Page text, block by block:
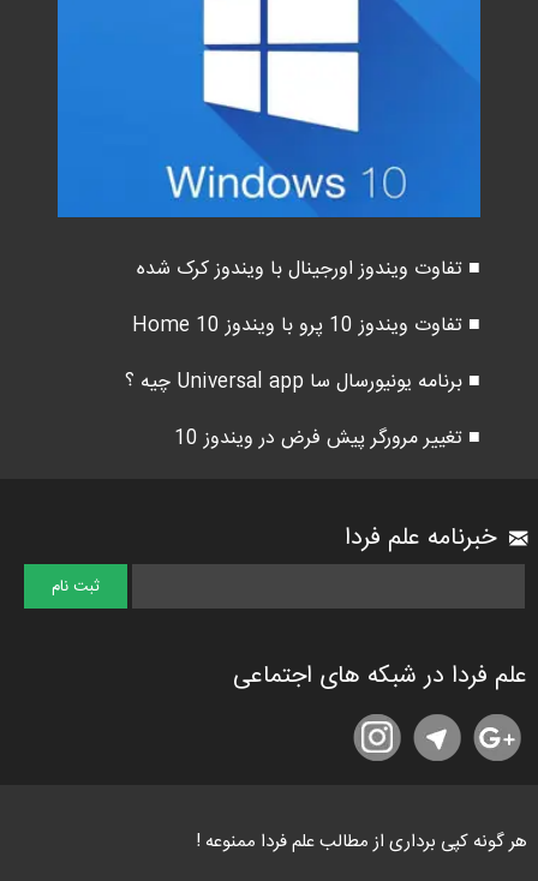
■ تفاوت ویندوز اورجینال با ویندوز کرک شده
■ تفاوت ویندوز 10 پرو با ویندوز 10 Home
■ برنامه یونیورسال سا Universal app چیه ؟
■ تغییر مرورگر پیش فرض در ویندوز 10
خبرنامه علم فردا
علم فردا در شبکه های اجتماعی
هر گونه کپی برداری از مطالب علم فردا ممنوعه !